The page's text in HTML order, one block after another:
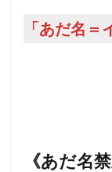
「あだ名＝
《あだ名